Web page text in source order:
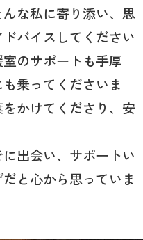
な私に寄り添い、思
バイスしてください
のサポートも手厚
乗ってくださいま
かけてくださり、安
出会い、サポートい
と心から思っていま